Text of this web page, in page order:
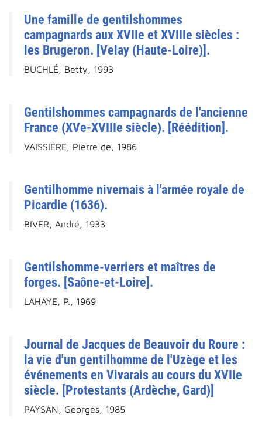
Une famille de gentilshommes
campagnards aux XVIIe et XVIIIe siècles :
les Brugeron. [Velay (Haute-Loire)].
BUCHLÉ, Betty, 1993
Gentilshommes campagnards de l'ancienne
France (XVe-XVIIIe siècle). [Réédition].
VAISSIÈRE, Pierre de, 1986
Gentilhomme nivernais à l'armée royale de
Picardie (1636).
BIVER, André, 1933
Gentilshomme-verriers et maîtres de
forges. [Saône-et-Loire].
LAHAYE, P., 1969
Journal de Jacques de Beauvoir du Roure :
la vie d'un gentilhomme de l'Uzège et les
événements en Vivarais au cours du XVIIe
siècle. [Protestants (Ardèche, Gard)]
PAYSAN, Georges, 1985